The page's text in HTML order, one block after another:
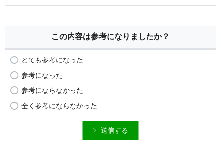
この内容は参考になりましたか？
とても参考になった
参考になった
参考にならなかった
全く参考にならなかった
送信する